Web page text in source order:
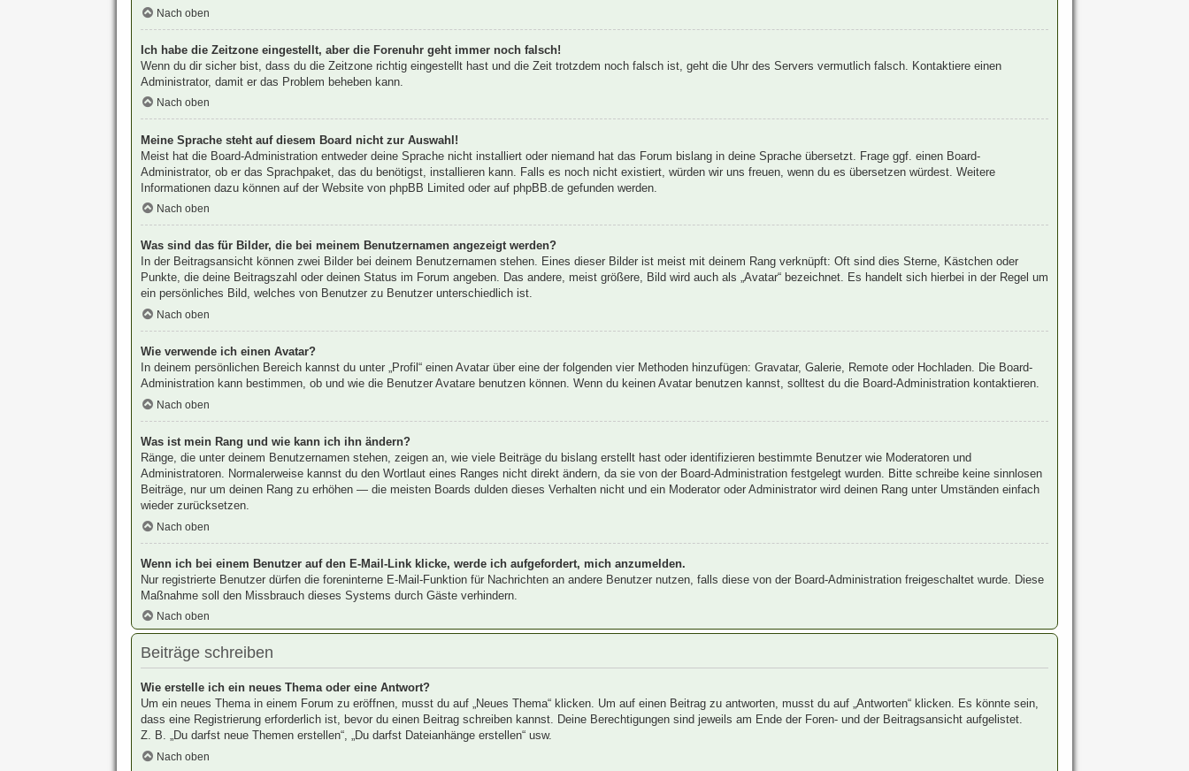
Nach oben
Ich habe die Zeitzone eingestellt, aber die Forenuhr geht immer noch falsch!
Wenn du dir sicher bist, dass du die Zeitzone richtig eingestellt hast und die Zeit trotzdem noch falsch ist, geht die Uhr des Servers vermutlich falsch. Kontaktiere einen
Administrator, damit er das Problem beheben kann.
Nach oben
Meine Sprache steht auf diesem Board nicht zur Auswahl!
Meist hat die Board-Administration entweder deine Sprache nicht installiert oder niemand hat das Forum bislang in deine Sprache übersetzt. Frage ggf. einen Board-
Administrator, ob er das Sprachpaket, das du benötigst, installieren kann. Falls es noch nicht existiert, würden wir uns freuen, wenn du es übersetzen würdest. Weitere
Informationen dazu können auf der Website von phpBB Limitedoder auf phpBB.degefunden werden.
Nach oben
Was sind das für Bilder, die bei meinem Benutzernamen angezeigt werden?
In der Beitragsansicht können zwei Bilder bei deinem Benutzernamen stehen. Eines dieser Bilder ist meist mit deinem Rang verknüpft: Oft sind dies Sterne, Kästchen oder
Punkte, die deine Beitragszahl oder deinen Status im Forum angeben. Das andere, meist größere, Bild wird auch als „Avatar“ bezeichnet. Es handelt sich hierbei in der Regel um
ein persönliches Bild, welches von Benutzer zu Benutzer unterschiedlich ist.
Nach oben
Wie verwende ich einen Avatar?
In deinem persönlichen Bereich kannst du unter „Profil“ einen Avatar über eine der folgenden vier Methoden hinzufügen: Gravatar, Galerie, Remote oder Hochladen. Die Board-
Administration kann bestimmen, ob und wie die Benutzer Avatare benutzen können. Wenn du keinen Avatar benutzen kannst, solltest du die Board-Administration kontaktieren.
Nach oben
Was ist mein Rang und wie kann ich ihn ändern?
Ränge, die unter deinem Benutzernamen stehen, zeigen an, wie viele Beiträge du bislang erstellt hast oder identifizieren bestimmte Benutzer wie Moderatoren und
Administratoren. Normalerweise kannst du den Wortlaut eines Ranges nicht direkt ändern, da sie von der Board-Administration festgelegt wurden. Bitte schreibe keine sinnlosen
Beiträge, nur um deinen Rang zu erhöhen — die meisten Boards dulden dieses Verhalten nicht und ein Moderator oder Administrator wird deinen Rang unter Umständen einfach
wieder zurücksetzen.
Nach oben
Wenn ich bei einem Benutzer auf den E-Mail-Link klicke, werde ich aufgefordert, mich anzumelden.
Nur registrierte Benutzer dürfen die foreninterne E-Mail-Funktion für Nachrichten an andere Benutzer nutzen, falls diese von der Board-Administration freigeschaltet wurde. Diese
Maßnahme soll den Missbrauch dieses Systems durch Gäste verhindern.
Nach oben
Beiträge schreiben
Wie erstelle ich ein neues Thema oder eine Antwort?
Um ein neues Thema in einem Forum zu eröffnen, musst du auf „Neues Thema“ klicken. Um auf einen Beitrag zu antworten, musst du auf „Antworten“ klicken. Es könnte sein,
dass eine Registrierung erforderlich ist, bevor du einen Beitrag schreiben kannst. Deine Berechtigungen sind jeweils am Ende der Foren- und der Beitragsansicht aufgelistet.
Z. B. „Du darfst neue Themen erstellen“, „Du darfst Dateianhänge erstellen“ usw.
Nach oben